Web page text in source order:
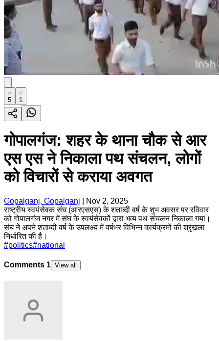
5 1
गोपालगंज: शहर के थाना चौक से आर
एस एस ने निकाला पथ संचलन, लोगों
को विचारों से कराया अवगत
Gopalganj, Gopalganj
Nov 2, 2025
राष्ट्रीय स्वयंसेवक संघ (आरएसएस) के शताब्दी वर्ष के शुभ अवसर पर रविवार
को गोपालगंज नगर में संघ के स्वयंसेवकों द्वारा भव्य पथ संचलन निकाला गया।
संघ ने अपने शताब्दी वर्ष के उपलक्ष्य में वर्षभर विभिन्न कार्यक्रमों की श्रृंखला
निर्धारित की है।
#politics#national
Comments 1 View all